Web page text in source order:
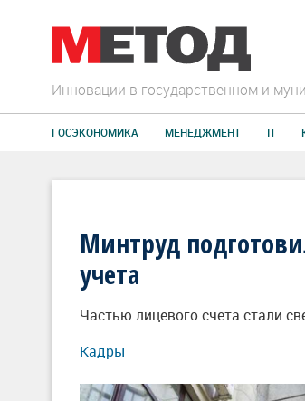
Инновации в государственном и
ГОСЭКОНОМИКА МЕНЕДЖМЕНТ IT
Минтруд
учета
Частью лицевого счета стали
Кадры